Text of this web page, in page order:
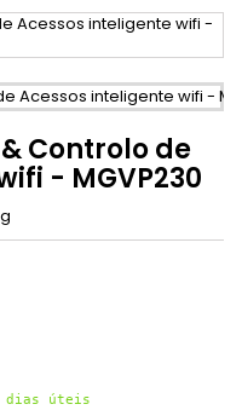
Controlo de
- MGVP230
dias úteis